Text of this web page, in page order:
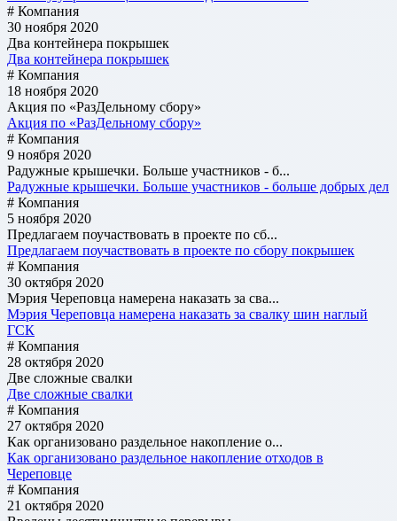
# Компания
30 ноября 2020
Два контейнера покрышек
Два контейнера покрышек
# Компания
18 ноября 2020
Акция по «РазДельному сбору»
Акция по «РазДельному сбору»
# Компания
9 ноября 2020
Радужные крышечки. Больше участников - б...
Радужные крышечки. Больше участников - больше добрых дел
# Компания
5 ноября 2020
Предлагаем поучаствовать в проекте по сб...
Предлагаем поучаствовать в проекте по сбору покрышек
# Компания
30 октября 2020
Мэрия Череповца намерена наказать за сва...
Мэрия Череповца намерена наказать за свалку шин наглый
ГСК
# Компания
28 октября 2020
Две сложные свалки
Две сложные свалки
# Компания
27 октября 2020
Как организовано раздельное накопление о...
Как организовано раздельное накопление отходов в
Череповце
# Компания
21 октября 2020